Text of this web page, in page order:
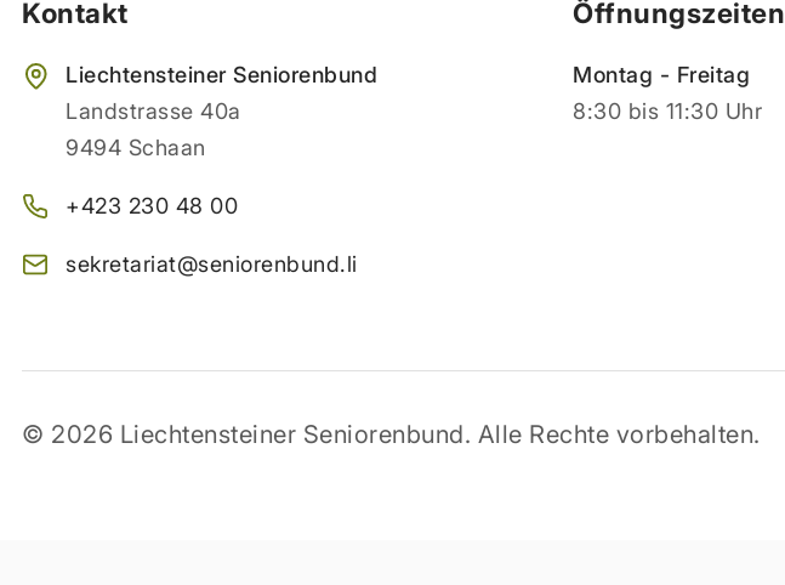
Kontakt
Liechtensteiner Seniorenbund
Landstrasse 40a
9494 Schaan
+423 230 48 00
sekretariat@seniorenbund.li
Öffnungszeiten
Montag - Freitag
8:30 bis 11:30 Uhr
© 2026 Liechtensteiner Seniorenbund. Alle Rechte vorbehalten.